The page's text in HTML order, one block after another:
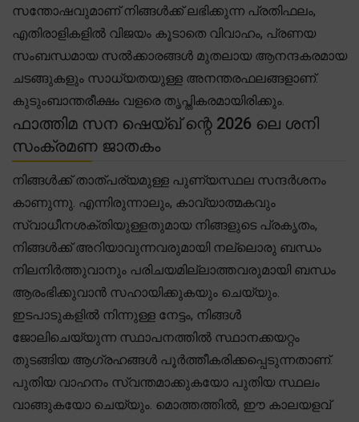
സന്തോഷവുമാണ് നിങ്ങൾക്ക് ലഭിക്കുന്ന പ്രതിഫലം,
എതിരാളികളിൽ വിജയം കൂടാതെ വിവാഹം, പ്രണയ
സംബന്ധമായ സൽക്കാരങ്ങൾ മുതലായ ആനന്ദകരമായ
ചടങ്ങുകളും സാധ്യതയുള്ള അനന്തരഫലങ്ങളാണ്.
കുടുംബാന്തരീക്ഷം വളരെ തൃപ്തികരമായിരിക്കും.
ഫാത്തിമ സന ഷെയ്ഖ് ന്റെ 2026 ലെ ശനി
സംക്രമണ ജാതകം
നിങ്ങൾക്ക് താത്പര്യമുള്ള പുണ്യസ്ഥല സന്ദർശനം
കാണുന്നു. എന്നിരുന്നാലും, കാവ്യാത്മകവും
സ്വാധീനശക്തിയുള്ളതുമായ നിങ്ങളുടെ പ്രകൃതം,
നിങ്ങൾക്ക് അറിയാവുന്നവരുമായി നല്ലൊരു ബന്ധം
നിലനിർത്തുവാനും പരിചയമില്ലാത്തവരുമായി ബന്ധം
ആരംഭിക്കുവാൻ സഹായിക്കുകയും ചെയ്യും.
ഇടപാടുകളിൽ നിന്നുള്ള നേട്ടം, നിങ്ങൾ
ജോലിചെയ്യുന്ന സ്ഥാപനത്തിൽ സ്ഥാനക്കയറ്റം
തുടങ്ങിയ ആഗ്രഹങ്ങൾ പൂർത്തീകരിക്കപ്പെടുന്നതാണ്.
പുതിയ വാഹനം സ്വന്തമാക്കുകയോ പുതിയ സ്ഥലം
വാങ്ങുകയോ ചെയ്യും. മൊത്തത്തിൽ, ഈ കാലയളവ്